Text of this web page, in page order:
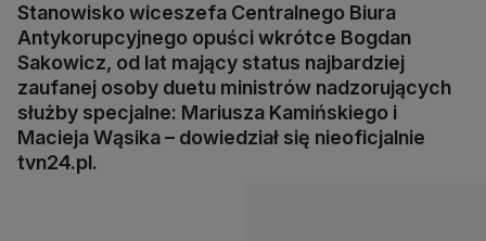
Stanowisko wiceszefa Centralnego Biura
Antykorupcyjnego opuści wkrótce Bogdan
Sakowicz, od lat mający status najbardziej
zaufanej osoby duetu ministrów nadzorujących
służby specjalne: Mariusza Kamińskiego i
Macieja Wąsika – dowiedział się nieoficjalnie
tvn24.pl.